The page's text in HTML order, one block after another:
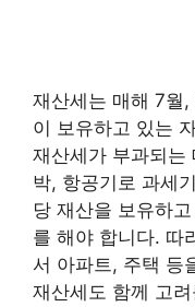
재산세는 매해 7월
이 보유하고 있는
재산세가 부과되는
박, 항공기로 과세
당 재산을 보유하
를 해야 합니다. 따
서 아파트, 주택 등
재산세도 함께 고